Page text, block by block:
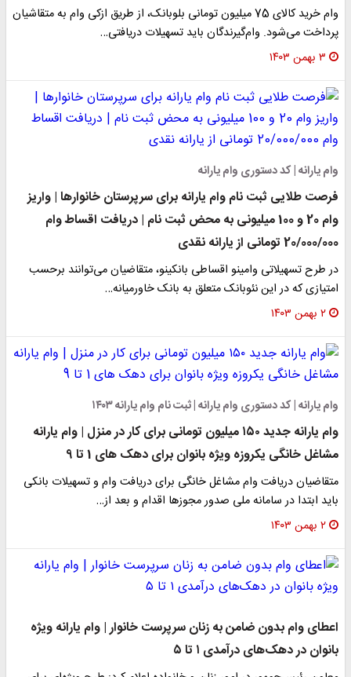
وام خرید کالای 75 میلیون تومانی بلوبانک، از طریق ازکی وام به متقاشیان
پرداخت می‌شود. وام‌گیرندگان باید تسهیلات دریافتی…
۳ بهمن ۱۴۰۳
وام یارانه | کد دستوری وام یارانه
فرصت طلایی ثبت نام وام یارانه برای سرپرستان خانوارها | واریز
وام 20 و 100 میلیونی به محض ثبت نام | دریافت اقساط وام
20/000/000 تومانی از یارانه نقدی
در طرح تسهیلاتی وامینو اقساطی بانکینو، متقاضیان می‌توانند برحسب
امتیازی که در این نئوبانک متعلق به بانک خاورمیانه…
۲ بهمن ۱۴۰۳
وام یارانه | کد دستوری وام یارانه | ثبت نام وام یارانه ۱۴۰۳
وام یارانه جدید ۱۵۰ میلیون تومانی برای کار در منزل | وام یارانه
مشاغل خانگی یکروزه ویژه بانوان برای دهک های 1 تا 9
متقاضیان دریافت وام مشاغل خانگی برای دریافت وام و تسهیلات بانکی
باید ابتدا در سامانه ملی صدور مجوز‌ها اقدام و بعد از…
۲ بهمن ۱۴۰۳
اعطای وام بدون ضامن به زنان سرپرست خانوار | وام یارانه ویژه
بانوان در دهک‌های درآمدی ۱ تا ۵